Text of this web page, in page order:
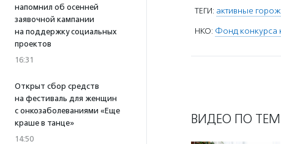
напомнил об осенней
заявочной кампании
на поддержку социальных
проектов
16:31
Открыт сбор средств
на фестиваль для женщин
с онкозаболеваниями «Еще
краше в танце»
14:50
ТЕГИ: активные
НКО: Фонд конкурса
ВИДЕО ПО